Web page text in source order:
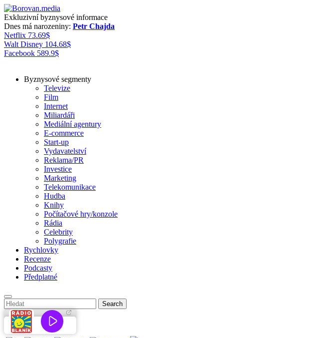
Exkluzivní byznysové informace
Dnes má narozeniny: Petr Chajda
Netflix 73.69$
Walt Disney 104.68$
Facebook 589.9$
Byznysové segmenty
Televize
Film
Internet
Miliardáři
Mediální agentury
E-commerce
Start-up
Vydavatelství
Reklama/PR
Investice
Marketing
Telekomunikace
Hudba
Knihy
Počítačové hry/konzole
Rádia
Celebrity
Polygrafie
Rychlovky
Recenze
Podcasty
Předplatné